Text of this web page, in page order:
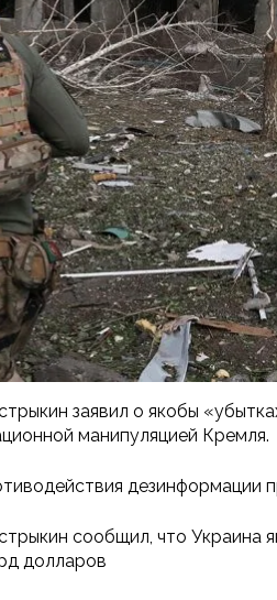
заявил о якобы
манипуляцией Кремля.
дезинформации
сообщил, что
долларов